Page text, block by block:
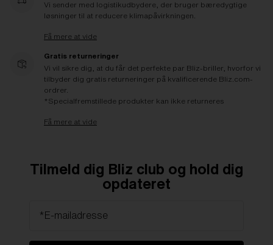
Vi sender med logistikudbydere, der bruger bæredygtige
løsninger til at reducere klimapåvirkningen.
Få mere at vide
Gratis returneringer
Vi vil sikre dig, at du får det perfekte par Bliz-briller, hvorfor vi
tilbyder dig gratis returneringer på kvalificerende Bliz.com-
ordrer.
*Specialfremstillede produkter kan ikke returneres
Få mere at vide
Tilmeld dig Bliz club og hold dig
opdateret
*E-mailadresse